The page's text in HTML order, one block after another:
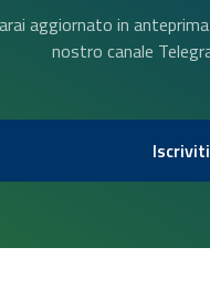
aggiornato in
nostro canale
Iscriviti